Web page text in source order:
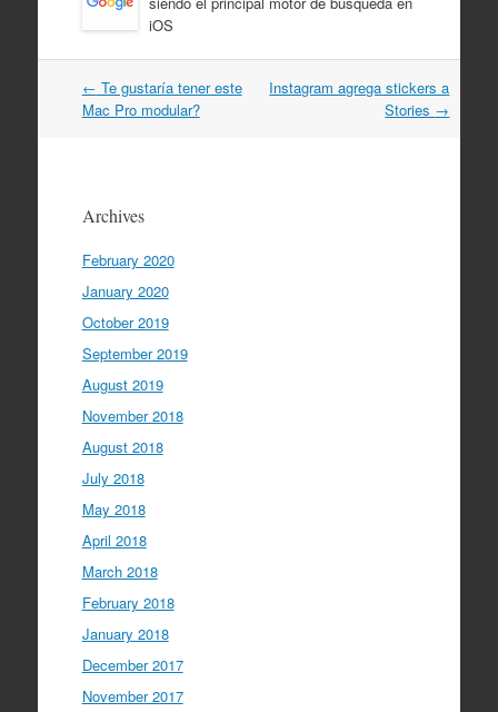
iOS
Post
navigation
← Te gustaría tener este
Mac Pro modular?
Instagram agrega stickers a
Stories →
Archives
February 2020
January 2020
October 2019
September 2019
August 2019
November 2018
August 2018
July 2018
May 2018
April 2018
March 2018
February 2018
January 2018
December 2017
November 2017